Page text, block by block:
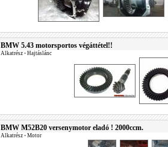
BMW 5.43 motorsportos végáttétel!!
Alkatrész • Hajtáslánc
BMW M52B20 versenymotor eladó ! 2000ccm.
Alkatrész • Motor